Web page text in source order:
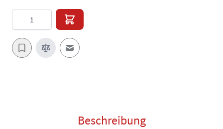
Menge
E-Mail an einen Freund
Beschreibung